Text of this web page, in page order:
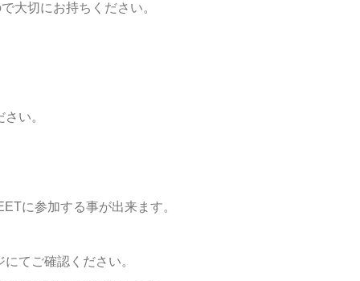
大切にお持ちください。
い。
に参加する事が出来ます。
てご確認ください。